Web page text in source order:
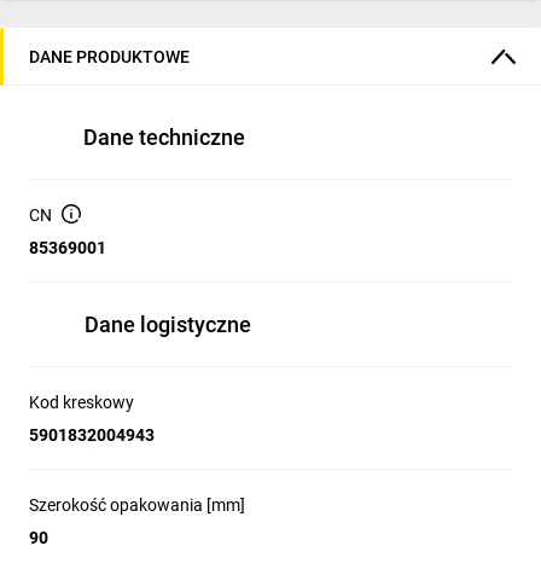
DANE PRODUKTOWE
Dane techniczne
CN
85369001
Dane logistyczne
Kod kreskowy
5901832004943
Szerokość opakowania [mm]
90